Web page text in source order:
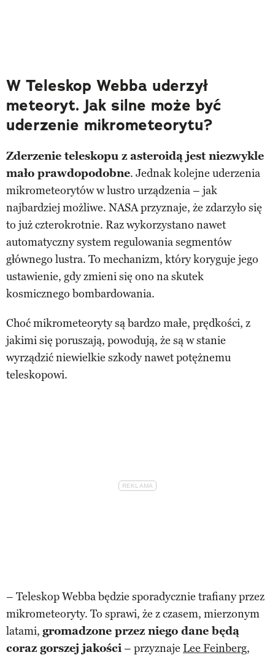
W Teleskop Webba uderzył
meteoryt. Jak silne może być
uderzenie mikrometeorytu?
Zderzenie teleskopu z asteroidą jest niezwykle
mało prawdopodobne. Jednak kolejne uderzenia
mikrometeorytów w lustro urządzenia – jak
najbardziej możliwe. NASA przyznaje, że zdarzyło się
to już czterokrotnie. Raz wykorzystano nawet
automatyczny system regulowania segmentów
głównego lustra. To mechanizm, który koryguje jego
ustawienie, gdy zmieni się ono na skutek
kosmicznego bombardowania.
Choć mikrometeoryty są bardzo małe, prędkości, z
jakimi się poruszają, powodują, że są w stanie
wyrządzić niewielkie szkody nawet potężnemu
teleskopowi.
– Teleskop Webba będzie sporadycznie trafiany przez
mikrometeoryty. To sprawi, że z czasem, mierzonym
latami, gromadzone przez niego dane będą
coraz gorszej jakości– przyznaje Lee Feinberg,